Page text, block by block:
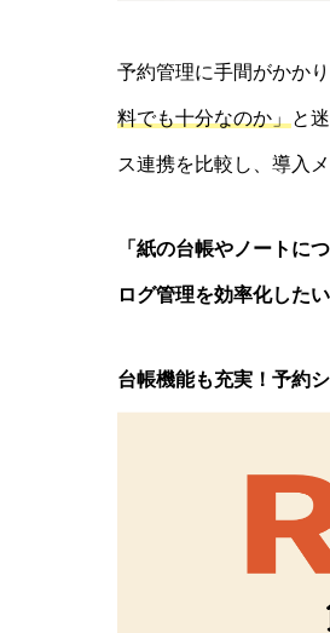
予約管理に手間がかか
料でも十分なのか」 と
ス連携を比較し、導入
「紙の台帳やノートに
ログ管理を効率化したい
台帳機能も充実！予約